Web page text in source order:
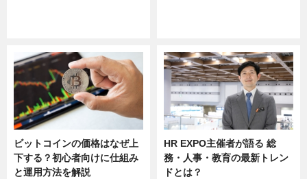
ビットコインの価格はなぜ上
下する？初心者向けに仕組み
と運用方法を解説
HR EXPO主催者が語る 総
務・人事・教育の最新トレン
ドとは？